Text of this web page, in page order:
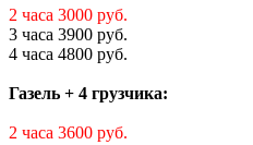
2 часа 3000 руб.
3 часа 3900 руб.
4 часа 4800 руб.
Газель + 4 грузчика:
2 часа 3600 руб.